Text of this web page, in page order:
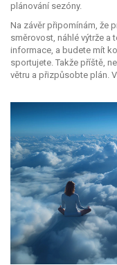
plánování sezóny.
Na závěr připomínám, že
směrovost, náhlé výtrže a
informace, a budete mít
sportujete. Takže příště,
větru a přizpůsobte plán.